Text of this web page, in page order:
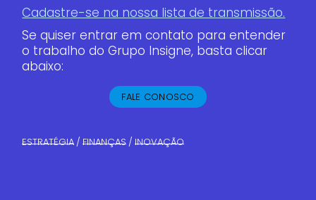
Cadastre-se na nossa lista de transmissão.
Se quiser entrar em contato para entender
o trabalho do Grupo Insigne, basta clicar
abaixo:
FALE CONOSCO
ESTRATÉGIA FINANÇAS​ INOVAÇÃO